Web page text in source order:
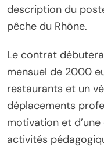
description du
pêche du Rhône.
Le contrat
mensuel de 2000
restaurants et un
déplacements
motivation et
activités